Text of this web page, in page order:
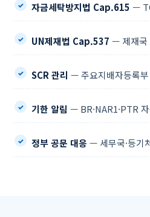
자금세탁방지법 Cap.615 —
UN제재법 Cap.537 — 제재국
SCR 관리 — 주요지배자등록
기한 알림 — BR·NAR1·PTR
정부 공문 대응 — 세무국·등기